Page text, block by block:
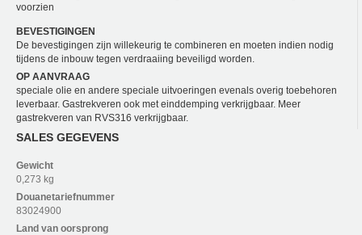
voorzien
BEVESTIGINGEN
De bevestigingen zijn willekeurig te combineren en moeten indien nodig
tijdens de inbouw tegen verdraaiing beveiligd worden.
OP AANVRAAG
speciale olie en andere speciale uitvoeringen evenals overig toebehoren
leverbaar. Gastrekveren ook met einddemping verkrijgbaar. Meer
gastrekveren van RVS316 verkrijgbaar.
SALES GEGEVENS
Gewicht
0,273 kg
Douanetariefnummer
83024900
Land van oorsprong